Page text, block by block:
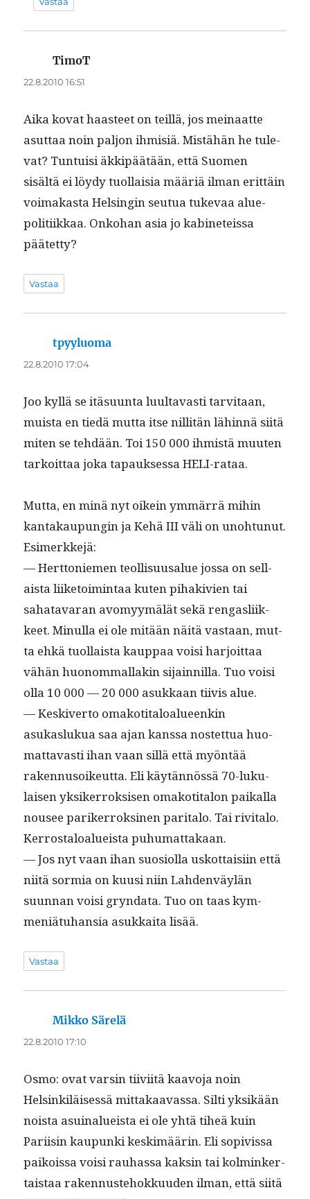
TimoT
22.8.2010 16:51
Aika kovat haas­teet on teil­lä, jos meinaat­te
asut­taa noin paljon ihmisiä. Mis­tähän he tule­
vat? Tun­tu­isi äkkipäätään, että Suomen
sisältä ei löy­dy tuol­laisia määriä ilman erit­täin
voimakas­ta Helsin­gin seu­tua tuke­vaa alue­
poli­ti­ikkaa. Onko­han asia jo kabi­neteis­sa
päätetty?
Vastaa
tpyyluoma
22.8.2010 17:04
Joo kyl­lä se itä­su­un­ta luul­tavasti tarvi­taan,
muista en tiedä mut­ta itse nil­litän lähin­nä siitä
miten se tehdään. Toi 150 000 ihmistä muuten
tarkoit­taa joka tapauk­ses­sa HELI-rataa.
Mut­ta, en minä nyt oikein ymmär­rä mihin
kan­takaupun­gin ja Kehä III väli on uno­htunut.
Esimerkkejä:
— Hert­toniemen teol­lisu­usalue jos­sa on sel­l­
aista liike­toim­intaa kuten pihakivien tai
sahatavaran avomyymälät sekä ren­gasli­ik­
keet. Min­ul­la ei ole mitään näitä vas­taan, mut­
ta ehkä tuol­laista kaup­paa voisi har­joit­taa
vähän huonom­mal­lakin sijain­nil­la. Tuo voisi
olla 10 000 — 20 000 asukkaan tiivis alue.
— Keskiver­to omakoti­taloalueenkin
asukaslukua saa ajan kanssa nos­tet­tua huo­
mat­tavasti ihan vaan sil­lä että myön­tää
raken­nu­soikeut­ta. Eli käytän­nössä 70-luku­
laisen yksik­er­roksisen omakoti­talon paikalla
nousee parik­er­roksi­nen par­i­ta­lo. Tai riv­i­ta­lo.
Ker­rostaloalueista puhumattakaan.
— Jos nyt vaan ihan suo­si­ol­la uskot­taisi­in että
niitä sormia on kuusi niin Lah­den­väylän
suun­nan voisi gryn­da­ta. Tuo on taas kym­
meniä­tuhan­sia asukkai­ta lisää.
Vastaa
Mikko Särelä
22.8.2010 17:10
Osmo: ovat varsin tiivi­itä kaavo­ja noin
Helsinkiläisessä mit­takaavas­sa. Silti yksikään
noista asuinalueista ei ole yhtä tiheä kuin
Pari­isin kaupun­ki keskimäärin. Eli sopivis­sa
paikois­sa voisi rauhas­sa kaksin tai kolminker­
tais­taa raken­nuste­hokku­u­den ilman, että siitä